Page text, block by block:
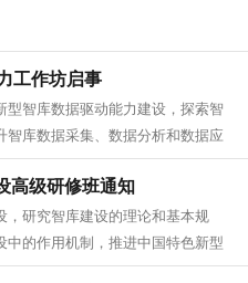
工作坊启事
型智库数据驱动能力建设，探索智
智库数据采集、数据分析和数据应
高级研修班通知
，研究智库建设的理论和基本规
的作用机制，推进中国特色新型
...